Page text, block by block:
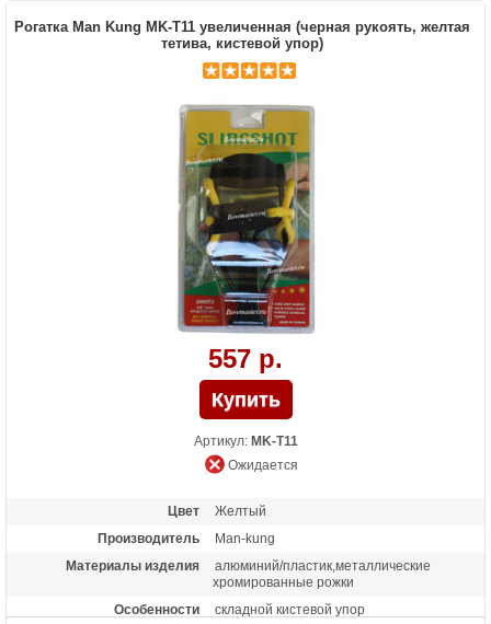
Рогатка Man Kung MK-T11 увеличенная (черная рукоять, желтая
тетива, кистевой упор)
557 р.
Артикул: MK-T11
Ожидается
Цвет
Желтый
Производитель
Man-kung
Материалы изделия
алюминий/пластик,металлические
хромированные рожки
Особенности
складной кистевой упор